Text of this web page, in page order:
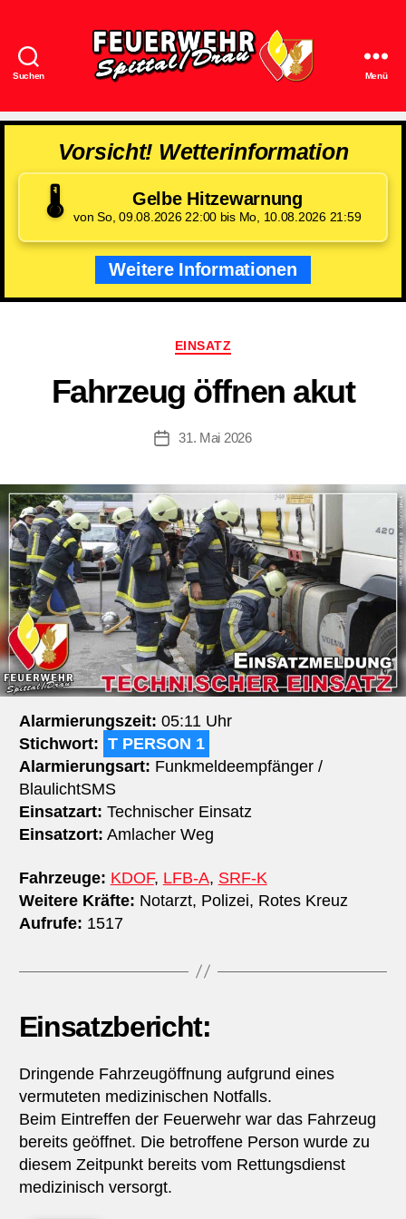
Suchen
Spittal/Drau
Menü
Vorsicht! Wetterinformation
🌡️ Gelbe Hitzewarnung
von So, 09.08.2026 22:00 bis Mo, 10.08.2026 21:59
Weitere Informationen
Kategorien
EINSATZ
Fahrzeug öffnen akut
Beitragsdatum
31. Mai 2026
Alarmierungszeit: 05:11 Uhr
Stichwort: T PERSON 1
Alarmierungsart: Funkmeldeempfänger /
BlaulichtSMS
Einsatzart: Technischer Einsatz
Einsatzort: Amlacher Weg
Fahrzeuge: KDOF, LFB-A, SRF-K
Weitere Kräfte: Notarzt, Polizei, Rotes Kreuz
Aufrufe: 1517
Einsatzbericht:
Dringende Fahrzeugöffnung aufgrund eines
vermuteten medizinischen Notfalls.
Beim Eintreffen der Feuerwehr war das Fahrzeug
bereits geöffnet. Die betroffene Person wurde zu
diesem Zeitpunkt bereits vom Rettungsdienst
medizinisch versorgt.